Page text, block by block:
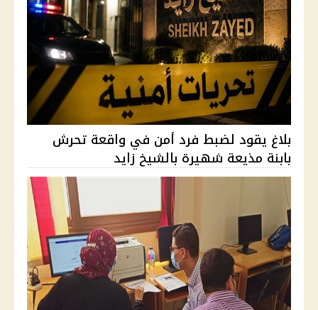
بلاغ يقود لضبط فرد أمن في واقعة تحرش
بابنة مذيعة شهيرة بالشيخ زايد